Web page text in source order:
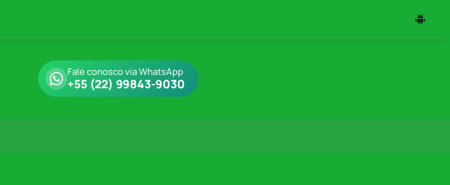
Fale conosco via WhatsApp
+55 (22) 99843-9030